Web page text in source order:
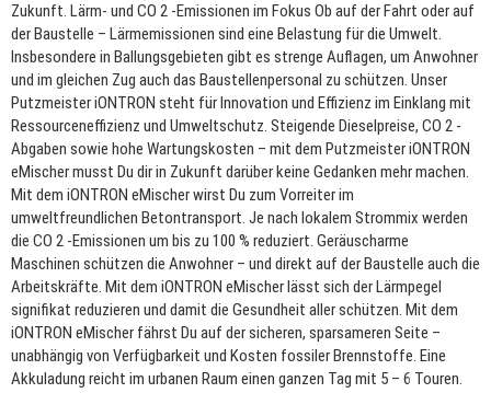
Zukunft. Lärm- und CO 2 -Emissionen im Fokus Ob auf der Fahrt oder auf
der Baustelle – Lärmemissionen sind eine Belastung für die Umwelt.
Insbesondere in Ballungsgebieten gibt es strenge Auflagen, um Anwohner
und im gleichen Zug auch das Baustellenpersonal zu schützen. Unser
Putzmeister iONTRON steht für Innovation und Effizienz im Einklang mit
Ressourceneffizienz und Umweltschutz. Steigende Dieselpreise, CO 2 -
Abgaben sowie hohe Wartungskosten – mit dem Putzmeister iONTRON
eMischer musst Du dir in Zukunft darüber keine Gedanken mehr machen.
Mit dem iONTRON eMischer wirst Du zum Vorreiter im
umweltfreundlichen Betontransport. Je nach lokalem Strommix werden
die CO 2 -Emissionen um bis zu 100 % reduziert. Geräuscharme
Maschinen schützen die Anwohner – und direkt auf der Baustelle auch die
Arbeitskräfte. Mit dem iONTRON eMischer lässt sich der Lärmpegel
signifikat reduzieren und damit die Gesundheit aller schützen. Mit dem
iONTRON eMischer fährst Du auf der sicheren, sparsameren Seite –
unabhängig von Verfügbarkeit und Kosten fossiler Brennstoffe. Eine
Akkuladung reicht im urbanen Raum einen ganzen Tag mit 5 – 6 Touren.